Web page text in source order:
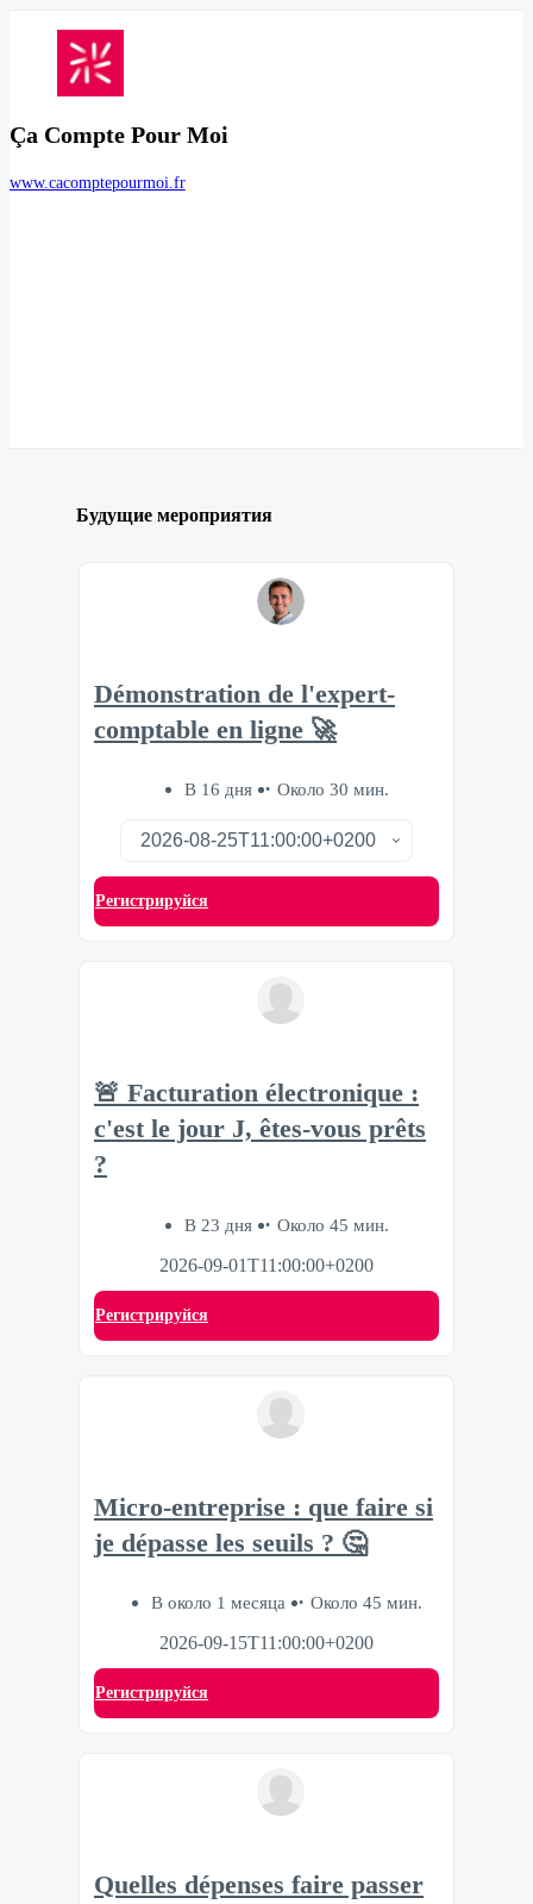
Ça Compte Pour Moi
www.cacomptepourmoi.fr
Будущие мероприятия
Démonstration de l'expert-
comptable en ligne 🚀
В 16 дня Около 30 мин.
Регистрируйся
🚨 Facturation électronique :
c'est le jour J, êtes-vous prêts
?
В 23 дня
Около 45 мин.
2026-09-01T11:00:00+0200
Регистрируйся
Micro-entreprise : que faire si
je dépasse les seuils ? 🤔
В около 1 месяца
Около 45 мин.
2026-09-15T11:00:00+0200
Регистрируйся
Quelles dépenses faire passer